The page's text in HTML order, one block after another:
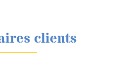
clients